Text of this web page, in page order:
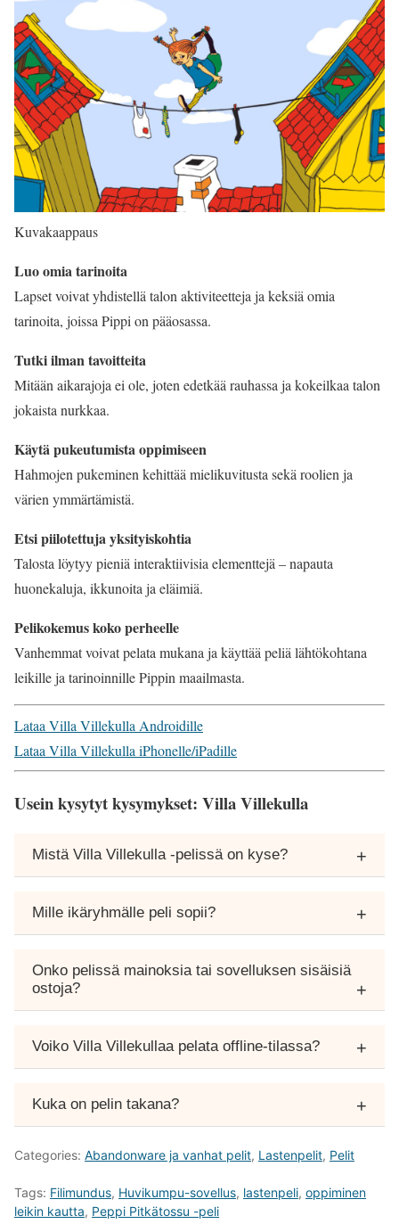
Kuvakaappaus
Luo omia tarinoita
Lapset voivat yhdistellä talon aktiviteetteja ja keksiä omia
tarinoita, joissa Pippi on pääosassa.
Tutki ilman tavoitteita
Mitään aikarajoja ei ole, joten edetkää rauhassa ja kokeilkaa talon
jokaista nurkkaa.
Käytä pukeutumista oppimiseen
Hahmojen pukeminen kehittää mielikuvitusta sekä roolien ja
värien ymmärtämistä.
Etsi piilotettuja yksityiskohtia
Talosta löytyy pieniä interaktiivisia elementtejä – napauta
huonekaluja, ikkunoita ja eläimiä.
Pelikokemus koko perheelle
Vanhemmat voivat pelata mukana ja käyttää peliä lähtökohtana
leikille ja tarinoinnille Pippin maailmasta.
Lataa Villa Villekulla Androidille
Lataa Villa Villekulla iPhonelle/iPadille
Usein kysytyt kysymykset: Villa Villekulla
Mistä Villa Villekulla -pelissä on kyse? +
Lapset voivat leikkiä vapaasti, pukea Pippiä, laittaa ruokaa
Mille ikäryhmälle peli sopii? +
vanhemmat Pippi Pitkätossun fanit nauttivat pelin vapaasta
leikistä ja värikkäästä maailmasta.
Onko pelissä mainoksia tai sovelluksen sisäisiä
ostoja?
+
Vanhemmat voivat siis huoletta antaa lasten pelata ilman
Voiko Villa Villekullaa pelata offline-tilassa? +
latauksen jälkeen – täydellinen matkoille tai paikkoihin,
Kuka on pelin takana? +
Pelin on kehittänyt ruotsalainen Filimundus, joka on tehnyt
kuten Vaahteramäen Eemeliin ja Pippi Pitkätossuun,
Categories: Abandonware ja vanhat pelit, Lastenpelit, Pelit
Tags: Filimundus, Huvikumpu-sovellus, lastenpeli, oppiminen
leikin kautta, Peppi Pitkätossu -peli